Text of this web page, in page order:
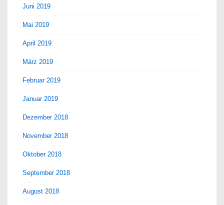
Juni 2019
Mai 2019
April 2019
März 2019
Februar 2019
Januar 2019
Dezember 2018
November 2018
Oktober 2018
September 2018
August 2018